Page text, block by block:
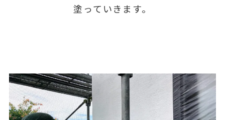
塗っていきます。